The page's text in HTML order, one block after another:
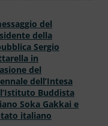
del
della
Sergio
in
del
dell’Intesa
Buddista
Soka Gakkai e
italiano